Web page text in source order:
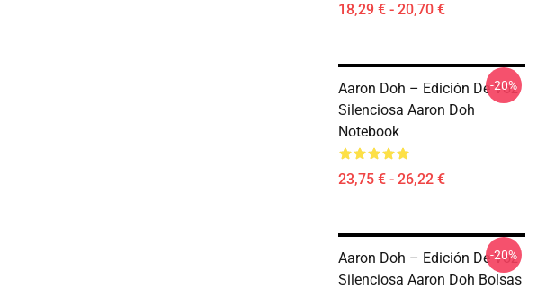
18,29 € - 20,70 €
Aaron Doh – Edición De Voz
Silenciosa Aaron Doh
Notebook
23,75 € - 26,22 €
-20%
Aaron Doh – Edición De Voz
Silenciosa Aaron Doh Bolsas
-20%